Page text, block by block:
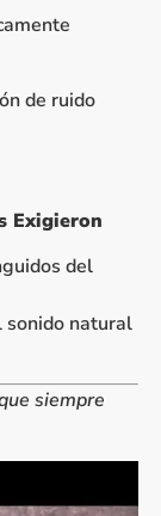
de ruido
Exigieron
del
natural
siempre